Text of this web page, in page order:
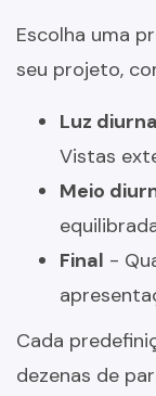
Escolha uma
seu projeto,
Luz
Vistas
Meio
Final -
Cada
dezenas de